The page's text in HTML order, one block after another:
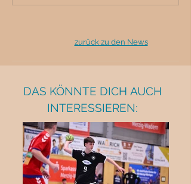
zurück zu den News
DAS KÖNNTE DICH AUCH
INTERESSIEREN: